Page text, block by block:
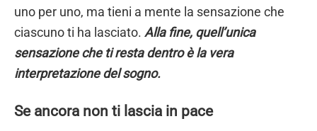
uno per uno, ma tieni a mente la sensazione che
ciascuno ti ha lasciato. Alla fine, quell’unica
sensazione che ti resta dentro è la vera
interpretazione del sogno.
Se ancora non ti lascia in pace